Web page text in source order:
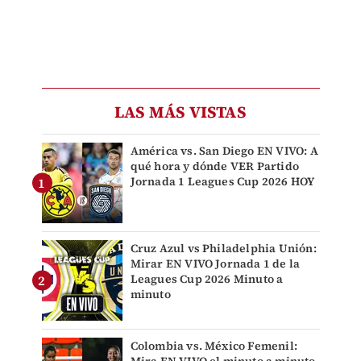
LAS MÁS VISTAS
América vs. San Diego EN VIVO: A
qué hora y dónde VER Partido
Jornada 1 Leagues Cup 2026 HOY
Cruz Azul vs Philadelphia Unión:
Mirar EN VIVO Jornada 1 de la
Leagues Cup 2026 Minuto a
minuto
Colombia vs. México Femenil: